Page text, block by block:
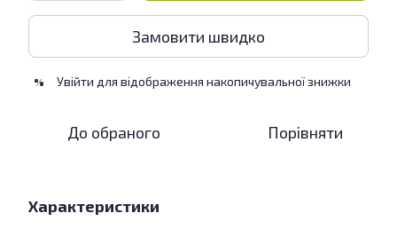
Замовити швидко
% Увійти для відображення накопичувальної знижки
До обраного Порівняти
Характеристики